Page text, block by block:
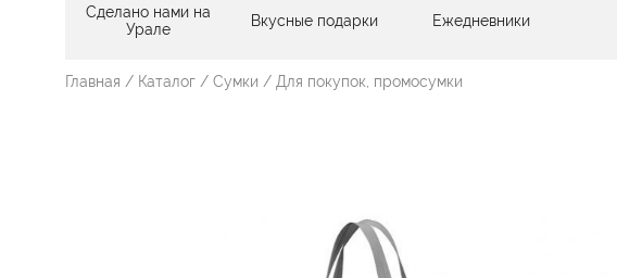
Сделано нами на
Урале
Вкусные подарки Ежедневники
Главная / Каталог / Сумки / Для покупок, промосумки